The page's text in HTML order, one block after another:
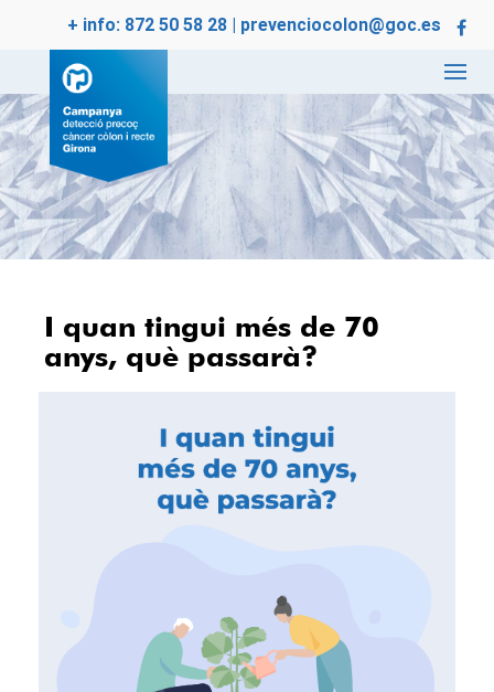
+ info: 872 50 58 28 | prevenciocolon@goc.es
I quan tingui més de 70
anys, què passarà?